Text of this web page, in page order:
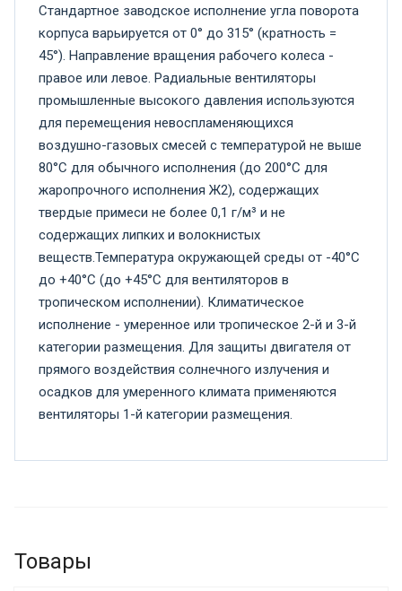
Стандартное заводское исполнение угла поворота
корпуса варьируется от 0° до 315° (кратность =
45°). Направление вращения рабочего колеса -
правое или левое. Радиальные вентиляторы
промышленные высокого давления используются
для перемещения невоспламеняющихся
воздушно-газовых смесей с температурой не выше
80°С для обычного исполнения (до 200°С для
жаропрочного исполнения Ж2), содержащих
твердые примеси не более 0,1 г/м³ и не
содержащих липких и волокнистых
веществ.Температура окружающей среды от -40°С
до +40°С (до +45°С для вентиляторов в
тропическом исполнении). Климатическое
исполнение - умеренное или тропическое 2-й и 3-й
категории размещения. Для защиты двигателя от
прямого воздействия солнечного излучения и
осадков для умеренного климата применяются
вентиляторы 1-й категории размещения.
Товары